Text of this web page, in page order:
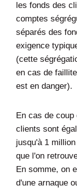
les fonds des
comptes
séparés des
exigence
(cette
en cas de
est en danger).
En cas de
clients sont
jusqu'à 1
que l'on
En somme, on
d'une arnaque